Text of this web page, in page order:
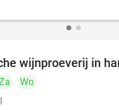
wijnproeverij in
Wo